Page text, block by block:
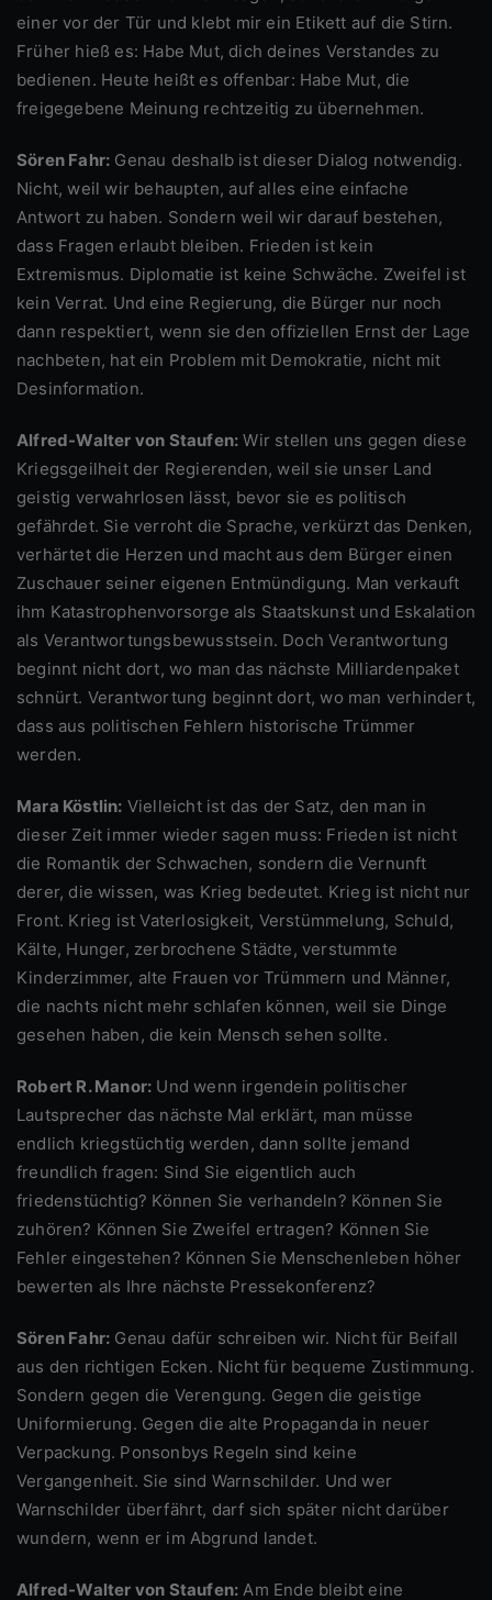
einer vor der Tür und klebt mir ein Etikett auf die Stirn.
Früher hieß es: Habe Mut, dich deines Verstandes zu
bedienen. Heute heißt es offenbar: Habe Mut, die
freigegebene Meinung rechtzeitig zu übernehmen.
Sören Fahr: Genau deshalb ist dieser Dialog notwendig.
Nicht, weil wir behaupten, auf alles eine einfache
Antwort zu haben. Sondern weil wir darauf bestehen,
dass Fragen erlaubt bleiben. Frieden ist kein
Extremismus. Diplomatie ist keine Schwäche. Zweifel ist
kein Verrat. Und eine Regierung, die Bürger nur noch
dann respektiert, wenn sie den offiziellen Ernst der Lage
nachbeten, hat ein Problem mit Demokratie, nicht mit
Desinformation.
Alfred-Walter von Staufen: Wir stellen uns gegen diese
Kriegsgeilheit der Regierenden, weil sie unser Land
geistig verwahrlosen lässt, bevor sie es politisch
gefährdet. Sie verroht die Sprache, verkürzt das Denken,
verhärtet die Herzen und macht aus dem Bürger einen
Zuschauer seiner eigenen Entmündigung. Man verkauft
ihm Katastrophenvorsorge als Staatskunst und Eskalation
als Verantwortungsbewusstsein. Doch Verantwortung
beginnt nicht dort, wo man das nächste Milliardenpaket
schnürt. Verantwortung beginnt dort, wo man verhindert,
dass aus politischen Fehlern historische Trümmer
werden.
Mara Köstlin: Vielleicht ist das der Satz, den man in
dieser Zeit immer wieder sagen muss: Frieden ist nicht
die Romantik der Schwachen, sondern die Vernunft
derer, die wissen, was Krieg bedeutet. Krieg ist nicht nur
Front. Krieg ist Vaterlosigkeit, Verstümmelung, Schuld,
Kälte, Hunger, zerbrochene Städte, verstummte
Kinderzimmer, alte Frauen vor Trümmern und Männer,
die nachts nicht mehr schlafen können, weil sie Dinge
gesehen haben, die kein Mensch sehen sollte.
Robert R. Manor: Und wenn irgendein politischer
Lautsprecher das nächste Mal erklärt, man müsse
endlich kriegstüchtig werden, dann sollte jemand
freundlich fragen: Sind Sie eigentlich auch
friedenstüchtig? Können Sie verhandeln? Können Sie
zuhören? Können Sie Zweifel ertragen? Können Sie
Fehler eingestehen? Können Sie Menschenleben höher
bewerten als Ihre nächste Pressekonferenz?
Sören Fahr: Genau dafür schreiben wir. Nicht für Beifall
aus den richtigen Ecken. Nicht für bequeme Zustimmung.
Sondern gegen die Verengung. Gegen die geistige
Uniformierung. Gegen die alte Propaganda in neuer
Verpackung. Ponsonbys Regeln sind keine
Vergangenheit. Sie sind Warnschilder. Und wer
Warnschilder überfährt, darf sich später nicht darüber
wundern, wenn er im Abgrund landet.
Alfred-Walter von Staufen: Am Ende bleibt eine